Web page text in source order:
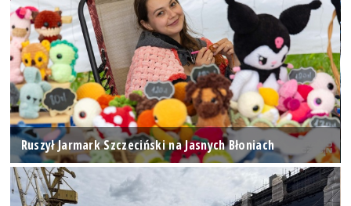
Ruszył Jarmark Szczeciński na Jasnych Błoniach